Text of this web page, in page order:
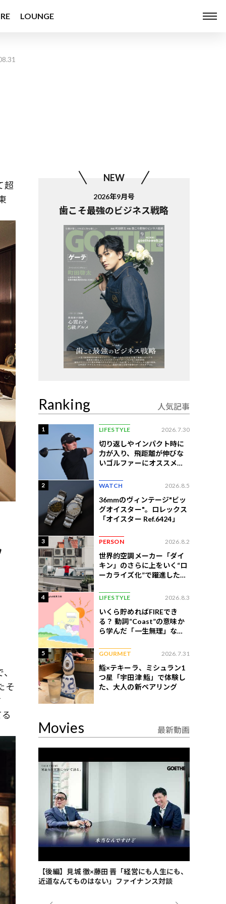
LOUNGE
超
そ
NEW
2026年9月号
歯こそ最強のビジネス戦略
Ranking 人気記事
1 LIFESTYLE 2026.7.30
切り返しやインパクト時に
力が入り、飛距離が伸びな
いゴルファーにオススメの
2 WATCH 2026.8.5
36mmのヴィンテージ"ビッ
グオイスター"。ロレックス
「オイスター Ref.6424」
3 PERSON 2026.8.2
世界的空調メーカー「ダイ
キン」のさらに上をいく“ロ
ーカライズ化”で躍進したイ
4 LIFESTYLE 2026.8.3
いくら貯めればFIREでき
る？ 動詞“Coast”の意味か
ら学んだ「一生無理」な切
5 GOURMET 2026.7.31
鮨×テキーラ、ミシュラン1
つ星「宇田津 鮨」で体験し
た、大人の新ペアリング
Movies 最新動画
た、海最
【後編】見城 徹×藤田 晋「経営にも人生にも、
近道なんてものはない」ファイナンス対談